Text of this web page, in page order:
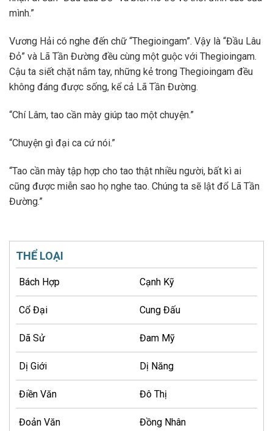
mình.”
Vương Hải có nghe đến chữ “Thegioingam”. Vậy là “Đầu Lâu
Đỏ” và Lã Tần Đường đều cùng một guộc với Thegioingam.
Cậu ta siết chặt nắm tay, những kẻ trong Thegioingam đều
không đáng được sống, kể cả Lã Tần Đường.
“Chí Lâm, tao cần mày giúp tao một chuyện.”
“Chuyện gì đại ca cứ nói.”
“Tao cần mày tập hợp cho tao thật nhiều người, bất kì ai
cũng được miễn sao họ nghe tao. Chúng ta sẽ lật đổ Lã Tần
Đường.”
THỂ LOẠI
Bách Hợp Cạnh Kỹ
Cổ Đại Cung Đấu
Dã Sử Đam Mỹ
Dị Giới Dị Năng
Điền Văn Đô Thị
Đoản Văn Đồng Nhân